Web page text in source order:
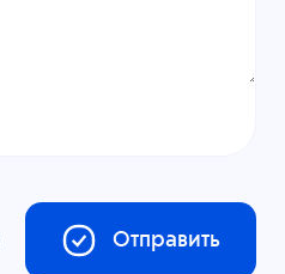
Отправить